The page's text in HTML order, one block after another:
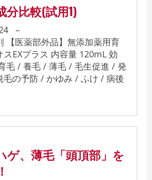
分比較(試用1)
–
【医薬部外品】無添加薬用育
スEXプラス 内容量 120mL 効
毛 / 養毛 / 薄毛 / 毛生促進 / 発
毛の予防 / かゆみ / ふけ / 病後
ゲ、薄毛「頭頂部」を